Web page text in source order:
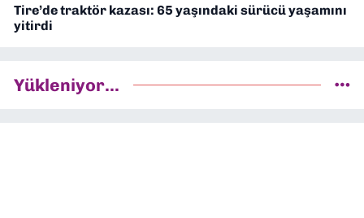
Tire’de traktör kazası: 65 yaşındaki sürücü yaşamını
yitirdi
Yükleniyor...